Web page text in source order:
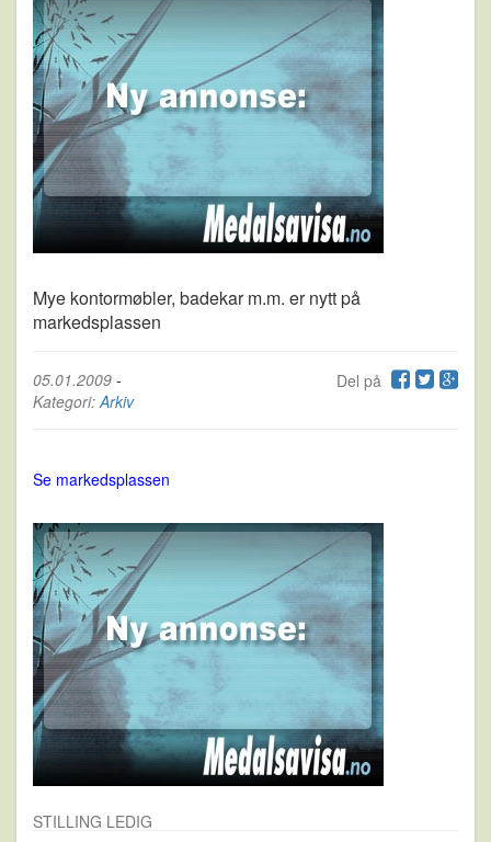
Mye kontormøbler, badekar m.m. er nytt på
markedsplassen
Del på
05.01.2009 -
Kategori: Arkiv
Se markedsplassen
STILLING LEDIG